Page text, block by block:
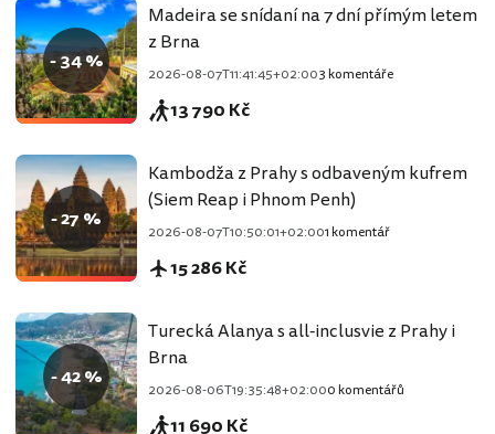
- 34 %
Madeira se snídaní na 7 dní přímým letem
z Brna
2026-08-07T11:41:45+02:003 komentáře
13 790 Kč
- 27 %
Kambodža z Prahy s odbaveným kufrem
(Siem Reap i Phnom Penh)
2026-08-07T10:50:01+02:001 komentář
15 286 Kč
- 42 %
Turecká Alanya s all-inclusvie z Prahy i
Brna
2026-08-06T19:35:48+02:000 komentářů
11 690 Kč